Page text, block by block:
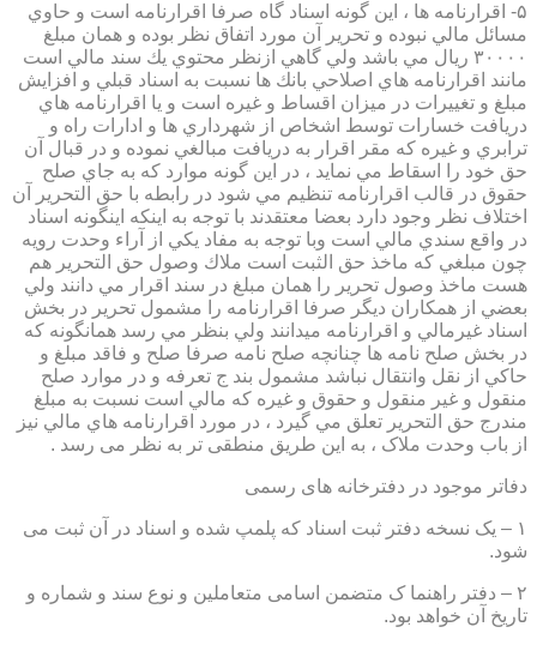
۵- اقرارنامه ها ، اين گونه اسناد گاه صرفا اقرارنامه است و حاوي
مسائل مالي نبوده و تحرير آن مورد اتفاق نظر بوده و همان مبلغ
۳۰۰۰۰ ريال مي باشد ولي گاهي ازنظر محتوي يك سند مالي است
مانند اقرارنامه هاي اصلاحي بانك ها نسبت به اسناد قبلي و افزايش
مبلغ و تغييرات در ميزان اقساط و غيره است و يا اقرارنامه هاي
دريافت خسارات توسط اشخاص از شهرداري ها و ادارات راه و
ترابري و غيره كه مقر اقرار به دريافت مبالغي نموده و در قبال آن
حق خود را اسقاط مي نمايد ، در اين گونه موارد كه به جاي صلح
حقوق در قالب اقرارنامه تنظيم مي شود در رابطه با حق التحرير آن
اختلاف نظر وجود دارد بعضا معتقدند با توجه به اينكه اينگونه اسناد
در واقع سندي مالي است وبا توجه به مفاد يكي از آراء وحدت رويه
چون مبلغي كه ماخذ حق الثبت است ملاك وصول حق التحرير هم
هست ماخذ وصول تحرير را همان مبلغ در سند اقرار مي دانند ولي
بعضي از همكاران ديگر صرفا اقرارنامه را مشمول تحرير در بخش
اسناد غيرمالي و اقرارنامه ميدانند ولي بنظر مي رسد همانگونه كه
در بخش صلح نامه ها چنانچه صلح نامه صرفا صلح و فاقد مبلغ و
حاكي از نقل وانتقال نباشد مشمول بند ج تعرفه و در موارد صلح
منقول و غير منقول و حقوق و غيره كه مالي است نسبت به مبلغ
مندرج حق التحرير تعلق مي گيرد ، در مورد اقرارنامه هاي مالي نيز
از باب وحدت ملاک ، به این طریق منطقی تر به نظر می رسد .
دفاتر موجود در دفترخانه های رسمی
۱ – یک نسخه دفتر ثبت اسناد که پلمپ شده و اسناد در آن ثبت می
شود.
۲ – دفتر راهنما ک متضمن اسامی متعاملین و نوع سند و شماره و
تاریخ آن خواهد بود.